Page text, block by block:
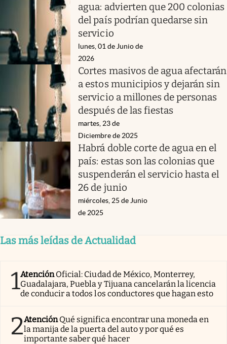
agua: advierten que 200 colonias
del país podrían quedarse sin
servicio
lunes, 01 de Junio de
2026
Cortes masivos de agua afectarán
a estos municipios y dejarán sin
servicio a millones de personas
después de las fiestas
martes, 23 de
Diciembre de 2025
Habrá doble corte de agua en el
país: estas son las colonias que
suspenderán el servicio hasta el
26 de junio
miércoles, 25 de Junio
de 2025
Las más leídas de Actualidad
1AtenciónOficial: Ciudad de México, Monterrey,
Guadalajara, Puebla y Tijuana cancelarán la licencia
de conducir a todos los conductores que hagan esto
2AtenciónQué significa encontrar una moneda en
la manija de la puerta del auto y por qué es
importante saber qué hacer